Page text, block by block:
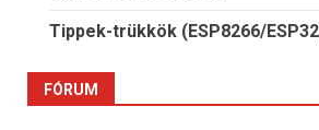
Tippek-trükkök (ESP8266/
FÓRUM